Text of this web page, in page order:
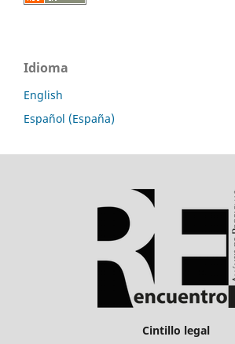
Idioma
English
Español (España)
Cintillo legal